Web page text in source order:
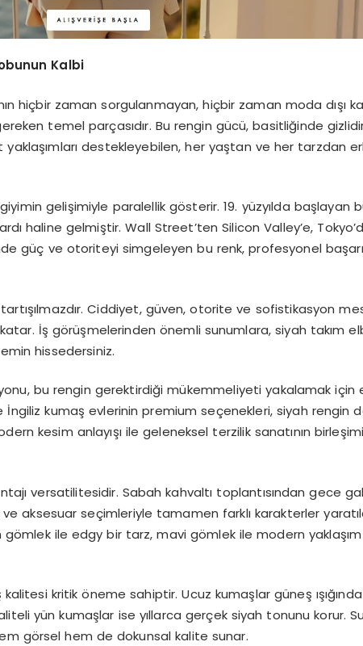
Kalbi
hiçbir zaman sorgulanmayan, hiçbir zaman moda dışı
temel parçasıdır. Bu rengin gücü, basitliğinde
destekleyebilen, her yaştan ve her tarzdan
gelişimiyle paralellik gösterir. 19. yüzyılda başlayan
haline gelmiştir. Wall Street’ten Silicon Valley’e,
güç ve otoriteyi simgeleyen bu renk, profesyonel
Ciddiyet, güven, otorite ve sofistikasyon
İş görüşmelerinden önemli sunumlara, siyah takım
hissedersiniz.
bu rengin gerektirdiği mükemmeliyeti yakalamak için
kumaş evlerinin premium seçenekleri, siyah rengin
kesim anlayışı ile geleneksel terzilik sanatının
versatilitesidir. Sabah kahvaltı toplantısından gece
aksesuar seçimleriyle tamamen farklı karakterler
ile edgy bir tarz, mavi gömlek ile modern yaklaşım
kritik öneme sahiptir. Ucuz kumaşlar güneş
yün kumaşlar ise yıllarca gerçek siyah tonunu korur.
görsel hem de dokunsal kalite sunar.